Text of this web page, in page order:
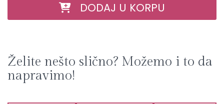
DODAJ U KORPU
Želite nešto slično? Možemo i to da
napravimo!